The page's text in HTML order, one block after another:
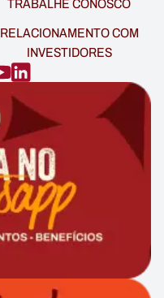
TRABALHE CONOSCO
RELACIONAMENTO COM
INVESTIDORES